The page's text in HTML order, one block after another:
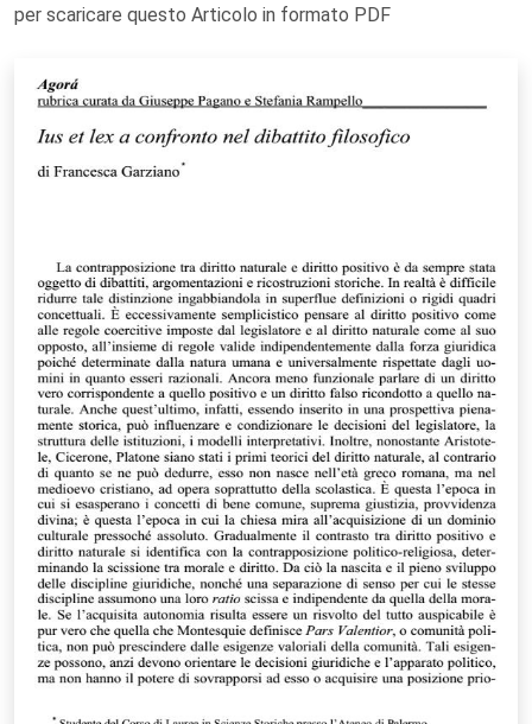
per scaricare questo Articolo in formato PDF